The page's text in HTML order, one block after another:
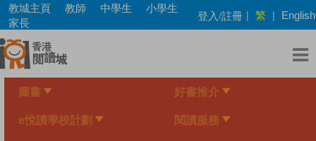
Skip
main
content
教城主頁 教師 中學生
小學生
家長
登入/註冊 | 繁 | English
圖書 好書推介
e悅讀學校計劃 閱讀服務